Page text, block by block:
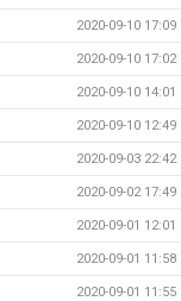
2020-09-10 17:09
2020-09-10 17:02
2020-09-10 14:01
2020-09-10 12:49
2020-09-03 22:42
2020-09-02 17:49
2020-09-01 12:01
2020-09-01 11:58
2020-09-01 11:55